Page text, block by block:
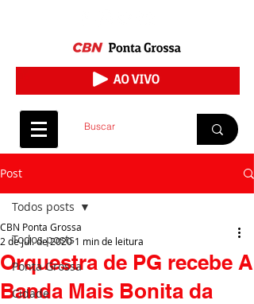
Post
Todos posts
Ponta Grossa
Cidade
Todos posts
Orquestra de PG recebe A
Banda Mais Bonita da
CBN Ponta Grossa
2 de jul. de 2020 1 min de leitura